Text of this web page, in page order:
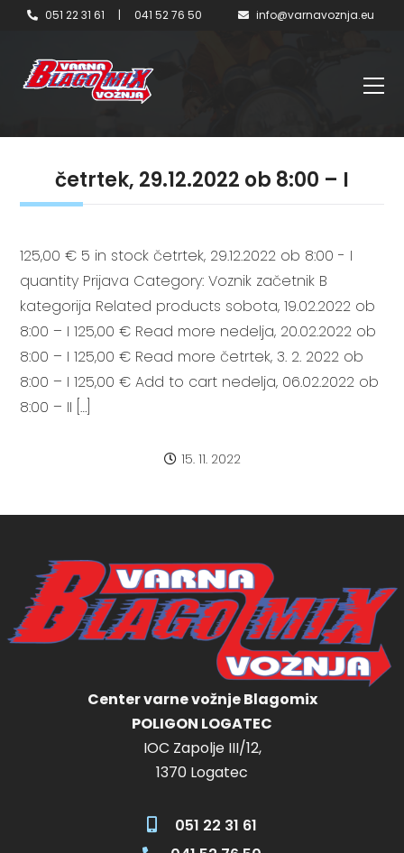
051 22 31 61 | 041 52 76 50 info@varnavoznja.eu
četrtek, 29.12.2022 ob 8:00 – I
125,00 € 5 in stock četrtek, 29.12.2022 ob 8:00 - I
quantity Prijava Category: Voznik začetnik B
kategorija Related products sobota, 19.02.2022 ob
8:00 – I 125,00 € Read more nedelja, 20.02.2022 ob
8:00 – I 125,00 € Read more četrtek, 3. 2. 2022 ob
8:00 – I 125,00 € Add to cart nedelja, 06.02.2022 ob
8:00 – II […]
15. 11. 2022
Center varne vožnje Blagomix
POLIGON LOGATEC
IOC Zapolje III/12,
1370 Logatec
051 22 31 61